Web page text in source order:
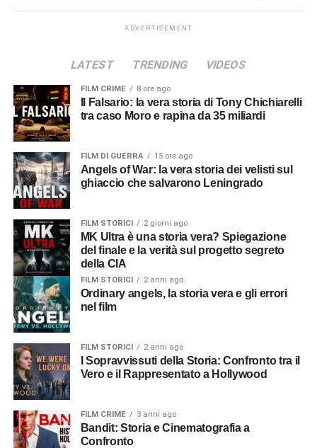
ADVERTISEMENT
LATEST TRENDING VIDEOS
FILM CRIME 8 ore ago
tra caso Moro e rapina da 35 miliardi
FILM DI GUERRA 15 ore ago
Angels of War: la vera storia dei velisti sul
ghiaccio che salvarono Leningrado
FILM STORICI 2 giorni ago
MK Ultra è una storia vera? Spiegazione
del finale e la verità sul progetto segreto
della CIA
FILM STORICI 2 anni ago
Ordinary angels, la storia vera e gli errori
nel film
FILM STORICI 2 anni ago
Vero e il Rappresentato a Hollywood
FILM CRIME 3 anni ago
Bandit: Storia e Cinematografia a
Confronto